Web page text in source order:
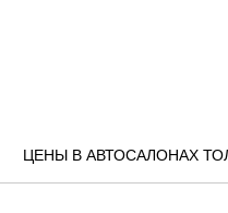
ЦЕНЫ В АВТОСАЛОНАХ